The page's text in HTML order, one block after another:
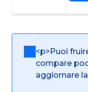
<p>Puoi
compare
aggiornare